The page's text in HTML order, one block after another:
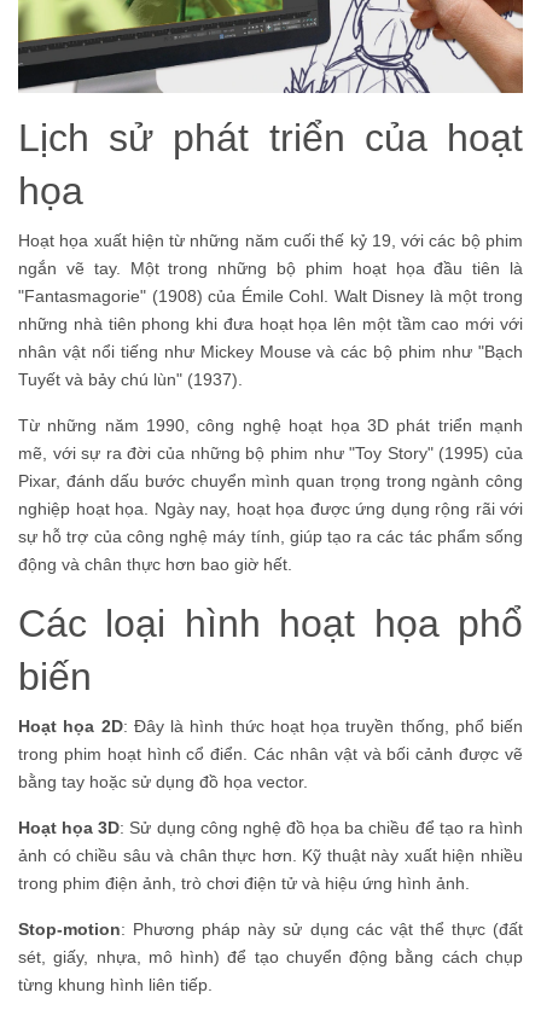
Lịch sử phát triển của hoạt
họa
Hoạt họa xuất hiện từ những năm cuối thế kỷ 19, với các bộ phim
ngắn vẽ tay. Một trong những bộ phim hoạt họa đầu tiên là
"Fantasmagorie" (1908) của Émile Cohl. Walt Disney là một trong
những nhà tiên phong khi đưa hoạt họa lên một tầm cao mới với
nhân vật nổi tiếng như Mickey Mouse và các bộ phim như "Bạch
Tuyết và bảy chú lùn" (1937).
Từ những năm 1990, công nghệ hoạt họa 3D phát triển mạnh
mẽ, với sự ra đời của những bộ phim như "Toy Story" (1995) của
Pixar, đánh dấu bước chuyển mình quan trọng trong ngành công
nghiệp hoạt họa. Ngày nay, hoạt họa được ứng dụng rộng rãi với
sự hỗ trợ của công nghệ máy tính, giúp tạo ra các tác phẩm sống
động và chân thực hơn bao giờ hết.
Các loại hình hoạt họa phổ
biến
Hoạt họa 2D: Đây là hình thức hoạt họa truyền thống, phổ biến
trong phim hoạt hình cổ điển. Các nhân vật và bối cảnh được vẽ
bằng tay hoặc sử dụng đồ họa vector.
Hoạt họa 3D: Sử dụng công nghệ đồ họa ba chiều để tạo ra hình
ảnh có chiều sâu và chân thực hơn. Kỹ thuật này xuất hiện nhiều
trong phim điện ảnh, trò chơi điện tử và hiệu ứng hình ảnh.
Stop-motion: Phương pháp này sử dụng các vật thể thực (đất
sét, giấy, nhựa, mô hình) để tạo chuyển động bằng cách chụp
từng khung hình liên tiếp.